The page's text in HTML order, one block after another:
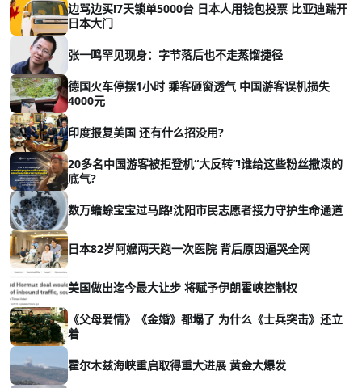
边骂边买!7天锁单5000台 日本人用钱包投票 比亚迪踹开
日本大门
张一鸣罕见现身：字节落后也不走蒸馏捷径
德国火车停摆1小时 乘客砸窗透气 中国游客误机损失
4000元
印度报复美国 还有什么招没用?
20多名中国游客被拒登机“大反转”!谁给这些粉丝撒泼的
底气?
数万蟾蜍宝宝过马路!沈阳市民志愿者接力守护生命通道
日本82岁阿嬤两天跑一次医院 背后原因逼哭全网
美国做出迄今最大让步 将赋予伊朗霍峡控制权
《父母爱情》《金婚》都塌了 为什么《士兵突击》还立
着
霍尔木兹海峡重启取得重大进展 黄金大爆发